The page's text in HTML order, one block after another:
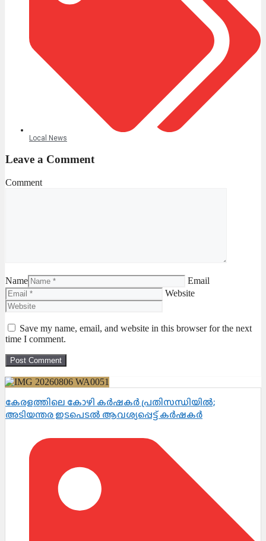
Local News
Leave a Comment
Comment
Name
Email
Website
Save my name, email, and website in this browser for the next
time I comment.
കേരളത്തിലെ കോഴി കർഷകർ പ്രതിസന്ധിയിൽ;
അടിയന്തര ഇടപെടൽ ആവശ്യപ്പെട്ട് കർഷകർ